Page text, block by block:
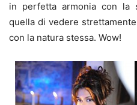
in perfetta armonia con la
quella di vedere
con la natura stessa. Wow!